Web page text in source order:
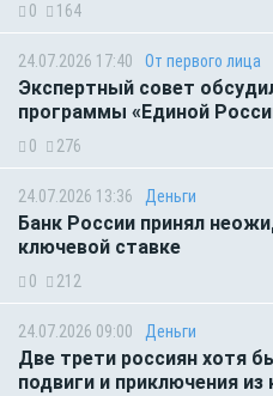
0 164
24.07.2026 17:40 От первого лица
Экспертный совет
программы «Единой
0 276
24.07.2026 13:36 Деньги
Банк России принял
ключевой ставке
0 212
24.07.2026 09:00 Деньги
Две трети россиян хотя
подвиги и приключения из